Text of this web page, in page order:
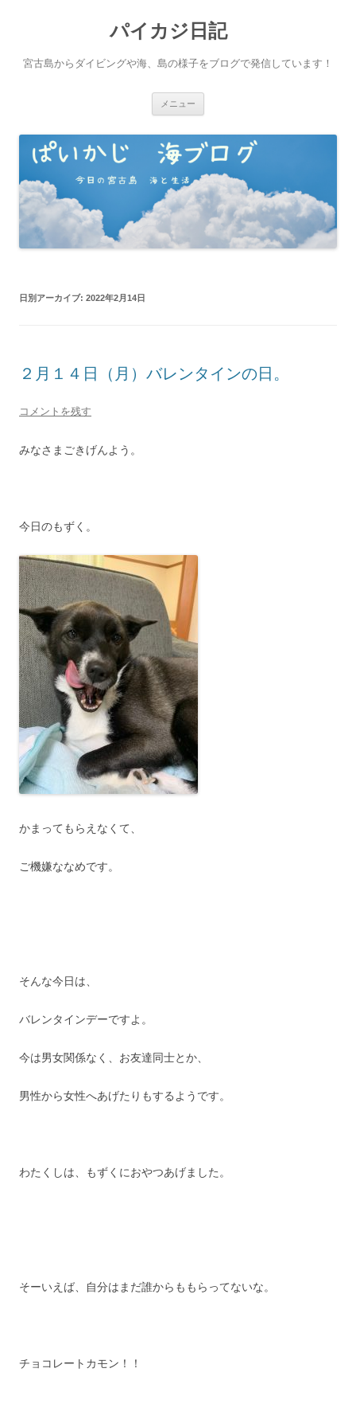
パイカジ日記
宮古島からダイビングや海、島の様子をブログで発信しています！
メニュー
ツ
へ
ス
キ
ッ
プ
日別アーカイブ: 2022年2月14日
２月１４日（月）バレンタインの日。
コメントを残す
みなさまごきげんよう。
今日のもずく。
かまってもらえなくて、
ご機嫌ななめです。
そんな今日は、
バレンタインデーですよ。
今は男女関係なく、お友達同士とか、
男性から女性へあげたりもするようです。
わたくしは、もずくにおやつあげました。
そーいえば、自分はまだ誰からももらってないな。
チョコレートカモン！！